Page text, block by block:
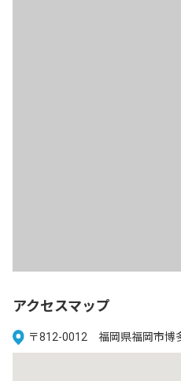
アクセスマップ
〒812-0012 福岡県福岡市博